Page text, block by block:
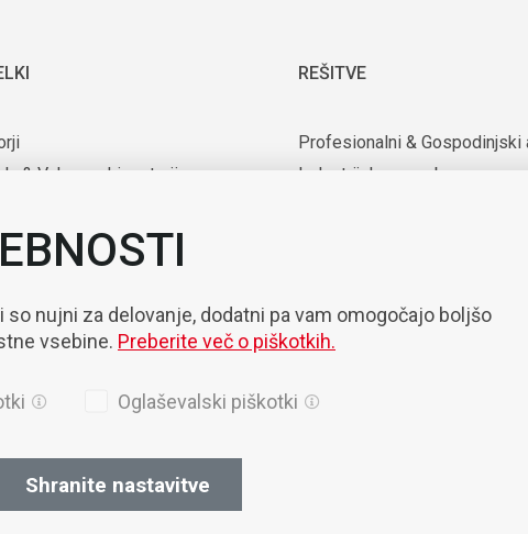
& Vakuumski motorji
& Robotizacija
REŠITVE
Profesionalni & Gospodinjski
Industrijska uporaba
Piškotki Politika Zasebnosti
nujni za delovanje, dodatni pa vam omogočajo boljšo
vsebine. Preberite več o piškotkih.
Oglaševalski piškotki
Shranite nastavitve